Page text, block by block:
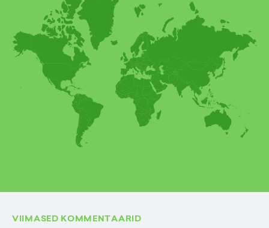
VIIMASED KOMMENTAARID